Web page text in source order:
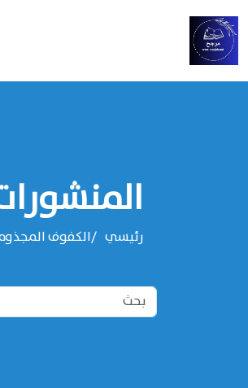
رئيسي الكفوف